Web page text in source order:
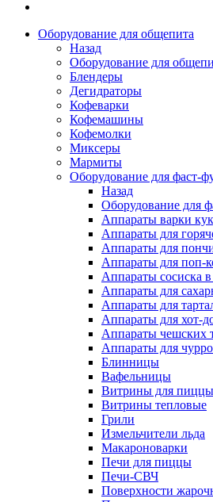
Оборудование для общепита
Назад
Оборудование для
Блендеры
Дегидраторы
Кофеварки
Кофемашины
Кофемолки
Миксеры
Мармиты
Оборудование для фаст-
Назад
Оборудование для
Аппараты варки
Аппараты для
Аппараты для
Аппараты для поп-
Аппараты сосиска
Аппараты для
Аппараты для
Аппараты для хот-
Аппараты чешских
Аппараты для
Блинницы
Вафельницы
Витрины для пиццы
Витрины тепловые
Грили
Измельчители льда
Макароноварки
Печи для пиццы
Печи-СВЧ
Поверхности